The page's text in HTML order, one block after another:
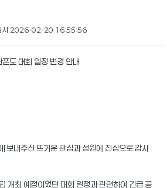
시 2026-02-20 16:55:56
도 대회 일정 변경 안내
내주신 뜨거운 관심과 성원에 진심으로 감사
최 예정이었던 대회 일정과 관련하여 긴급 공